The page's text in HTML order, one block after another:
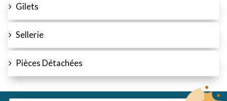
Gilets
Sellerie
Pièces Détachées